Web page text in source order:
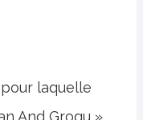
laquelle
And Grogu »